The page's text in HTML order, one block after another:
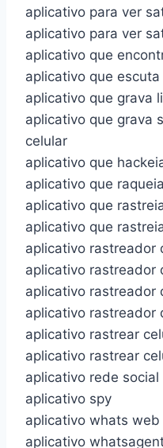
aplicativo para ver
aplicativo para ver
aplicativo que
aplicativo que escuta
aplicativo que grava
aplicativo que grava
celular
aplicativo que
aplicativo que
aplicativo que
aplicativo que
aplicativo rastreador
aplicativo rastreador
aplicativo rastreador
aplicativo rastreador
aplicativo rastrear
aplicativo rastrear
aplicativo rede social
aplicativo spy
aplicativo whats web
aplicativo